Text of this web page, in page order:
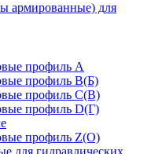
армированные) для
профиль A
профиль B(Б)
профиль C(В)
профиль D(Г)
профиль Z(О)
для гидравлических